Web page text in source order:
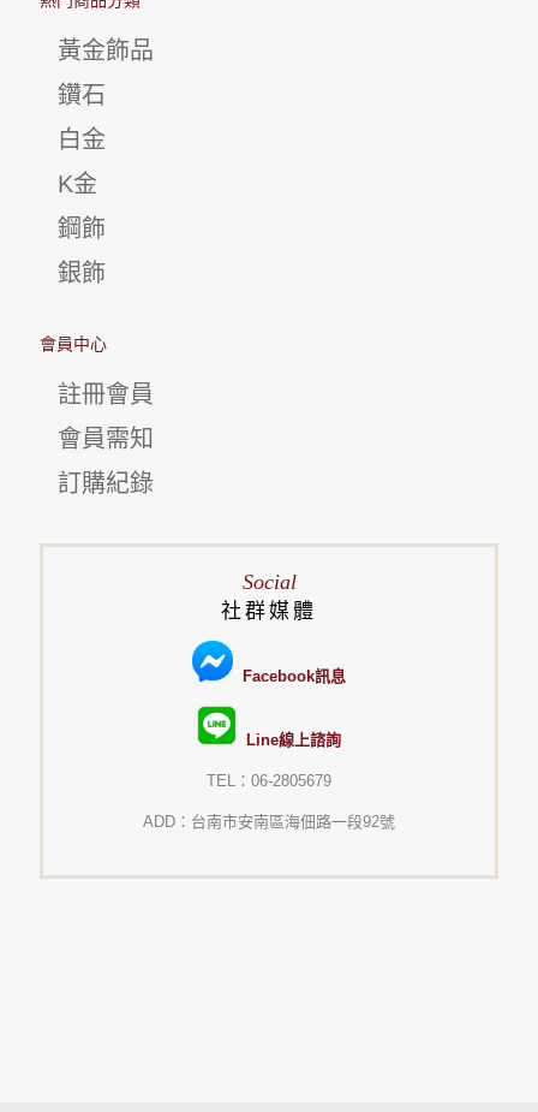
黃金飾品
鑽石
白金
K金
鋼飾
銀飾
會員中心
註冊會員
會員需知
訂購紀錄
Social
社群媒體
Facebook訊息
Line線上諮詢
TEL：06-2805679
ADD：台南市安南區海佃路一段92號